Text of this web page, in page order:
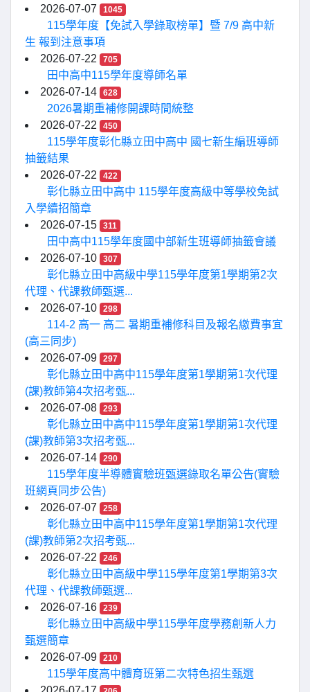
2026-07-07
1045
115學年度【免試入學錄取榜單】暨 7/9 高中新
生 報到注意事項
2026-07-22
705
田中高中115學年度導師名單
2026-07-14
628
2026暑期重補修開課時間統整
2026-07-22
450
115學年度彰化縣立田中高中 國七新生編班導師
抽籤結果
2026-07-22
422
彰化縣立田中高中 115學年度高級中等學校免試
入學續招簡章
2026-07-15
311
田中高中115學年度國中部新生班導師抽籤會議
2026-07-10
307
彰化縣立田中高級中學115學年度第1學期第2次
代理、代課教師甄選...
2026-07-10
298
114-2 高一 高二 暑期重補修科目及報名繳費事宜
(高三同步)
2026-07-09
297
彰化縣立田中高中115學年度第1學期第1次代理
(課)教師第4次招考甄...
2026-07-08
293
彰化縣立田中高中115學年度第1學期第1次代理
(課)教師第3次招考甄...
2026-07-14
290
115學年度半導體實驗班甄選錄取名單公告(實驗
班網頁同步公告)
2026-07-07
258
彰化縣立田中高中115學年度第1學期第1次代理
(課)教師第2次招考甄...
2026-07-22
246
彰化縣立田中高級中學115學年度第1學期第3次
代理、代課教師甄選...
2026-07-16
239
彰化縣立田中高級中學115學年度學務創新人力
甄選簡章
2026-07-09
210
115學年度高中體育班第二次特色招生甄選